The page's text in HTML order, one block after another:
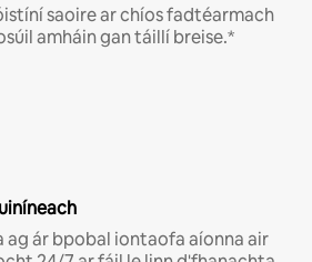
saoire ar chíos fadtéarmach
amháin gan táillí breise.*
ag ár bpobal iontaofa aíonna air